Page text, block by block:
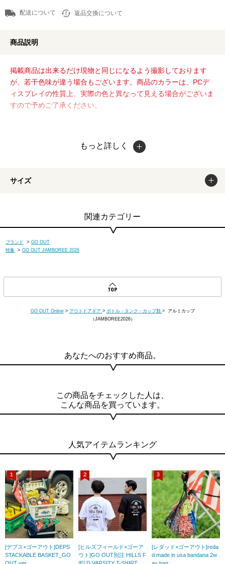
配送について 返品交換について
商品説明
掲載商品は出来るだけ現物と同じになるよう撮影しております
が、若干色味が違う場合もございます。商品のカラーは、PCデ
ィスプレイの性質上、実際の色と異なって見える場合がございま
すので予めご了承ください。
もっと詳しく
サイズ
関連カテゴリー
ブランド > GO OUT
特集 > GO OUT JAMBOREE 2026
GO OUT Online > アウトドアギア > ボトル・タンク・カップ類 > アルミカップ
（JAMBOREE2026）
あなたへのおすすめ商品。
この商品をチェックした人は、
こんな商品を買っています。
人気アイテムランキング
[デプス×ゴーアウト]DEPS
STACKABLE BASKET_GO
[ヒルズフィールド×ゴーア
ウト]GO OUT別注 HILLS F
[レダッド×ゴーアウト]reda
d made in usa bandana 2w